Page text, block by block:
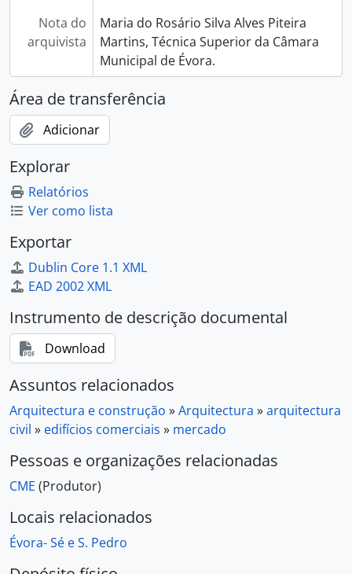
Nota do
arquivista
Maria do Rosário Silva Alves Piteira
Martins, Técnica Superior da Câmara
Municipal de Évora.
Área de transferência
Adicionar
Explorar
Relatórios
Ver como lista
Exportar
Dublin Core 1.1 XML
EAD 2002 XML
Instrumento de descrição documental
Download
Assuntos relacionados
Arquitectura e construção »Arquitectura »arquitectura
civil » edifícios comerciais » mercado
Pessoas e organizações relacionadas
CME (Produtor)
Locais relacionados
Évora- Sé e S. Pedro